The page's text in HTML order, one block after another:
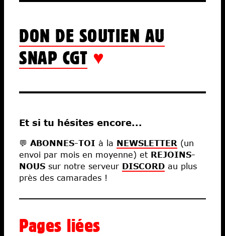
DON DE SOUTIEN AU
SNAP CGT ♥
Et si tu hésites encore...
💬 ABONNES-TOI à la NEWSLETTER (un
envoi par mois en moyenne) et REJOINS-
NOUS sur notre serveur DISCORD au plus
près des camarades !
Pages liées